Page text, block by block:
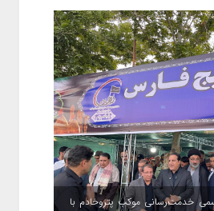
خدمت‌رسانی موکب پتروخادم با